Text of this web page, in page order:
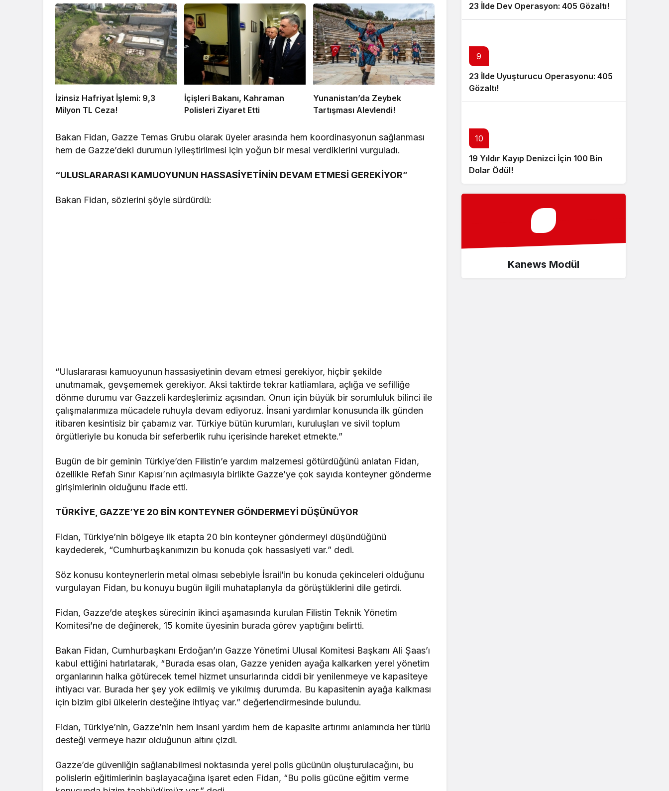
İzinsiz Hafriyat İşlemi: 9,3
Milyon TL Ceza!
İçişleri Bakanı, Kahraman
Polisleri Ziyaret Etti
Yunanistan’da Zeybek
Tartışması Alevlendi!
Bakan Fidan, Gazze Temas Grubu olarak üyeler arasında hem koordinasyonun sağlanması
hem de Gazze’deki durumun iyileştirilmesi için yoğun bir mesai verdiklerini vurguladı.
“ULUSLARARASI KAMUOYUNUN HASSASİYETİNİN DEVAM ETMESİ GEREKİYOR”
Bakan Fidan, sözlerini şöyle sürdürdü:
“Uluslararası kamuoyunun hassasiyetinin devam etmesi gerekiyor, hiçbir şekilde
unutmamak, gevşememek gerekiyor. Aksi taktirde tekrar katliamlara, açlığa ve sefilliğe
dönme durumu var Gazzeli kardeşlerimiz açısından. Onun için büyük bir sorumluluk bilinci ile
çalışmalarımıza mücadele ruhuyla devam ediyoruz. İnsani yardımlar konusunda ilk günden
itibaren kesintisiz bir çabamız var. Türkiye bütün kurumları, kuruluşları ve sivil toplum
örgütleriyle bu konuda bir seferberlik ruhu içerisinde hareket etmekte.”
Bugün de bir geminin Türkiye’den Filistin’e yardım malzemesi götürdüğünü anlatan Fidan,
özellikle Refah Sınır Kapısı’nın açılmasıyla birlikte Gazze’ye çok sayıda konteyner gönderme
girişimlerinin olduğunu ifade etti.
TÜRKİYE, GAZZE’YE 20 BİN KONTEYNER GÖNDERMEYİ DÜŞÜNÜYOR
Fidan, Türkiye’nin bölgeye ilk etapta 20 bin konteyner göndermeyi düşündüğünü
kaydederek, “Cumhurbaşkanımızın bu konuda çok hassasiyeti var.” dedi.
Söz konusu konteynerlerin metal olması sebebiyle İsrail’in bu konuda çekinceleri olduğunu
vurgulayan Fidan, bu konuyu bugün ilgili muhataplarıyla da görüştüklerini dile getirdi.
Fidan, Gazze’de ateşkes sürecinin ikinci aşamasında kurulan Filistin Teknik Yönetim
Komitesi’ne de değinerek, 15 komite üyesinin burada görev yaptığını belirtti.
Bakan Fidan, Cumhurbaşkanı Erdoğan’ın Gazze Yönetimi Ulusal Komitesi Başkanı Ali Şaas’ı
kabul ettiğini hatırlatarak, “Burada esas olan, Gazze yeniden ayağa kalkarken yerel yönetim
organlarının halka götürecek temel hizmet unsurlarında ciddi bir yenilenmeye ve kapasiteye
ihtiyacı var. Burada her şey yok edilmiş ve yıkılmış durumda. Bu kapasitenin ayağa kalkması
için bizim gibi ülkelerin desteğine ihtiyaç var.” değerlendirmesinde bulundu.
Fidan, Türkiye’nin, Gazze’nin hem insani yardım hem de kapasite artırımı anlamında her türlü
desteği vermeye hazır olduğunun altını çizdi.
Gazze’de güvenliğin sağlanabilmesi noktasında yerel polis gücünün oluşturulacağını, bu
polislerin eğitimlerinin başlayacağına işaret eden Fidan, “Bu polis gücüne eğitim verme
23 İlde Dev Operasyon: 405 Gözaltı!
9
23 İlde Uyuşturucu Operasyonu: 405
Gözaltı!
10
19 Yıldır Kayıp Denizci İçin 100 Bin
Dolar Ödül!
Kanews Modül